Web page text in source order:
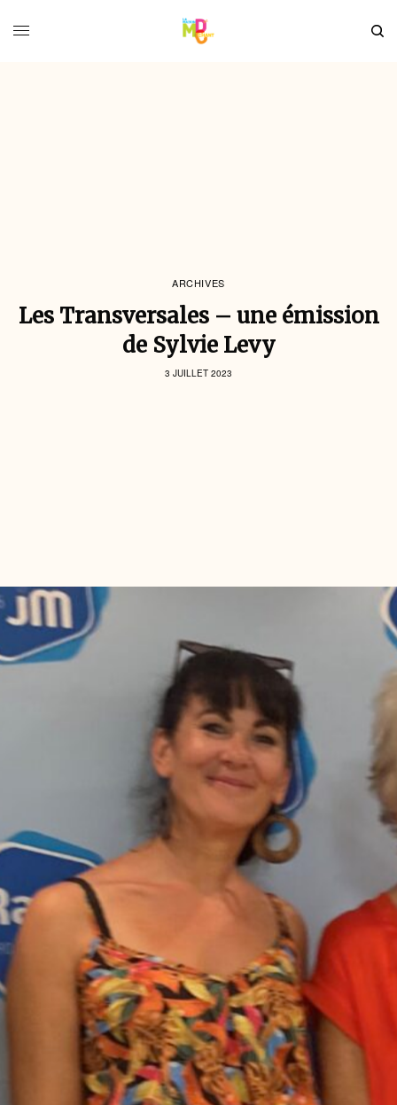
ARCHIVES
Les Transversales – une émission
de Sylvie Levy
3 JUILLET 2023